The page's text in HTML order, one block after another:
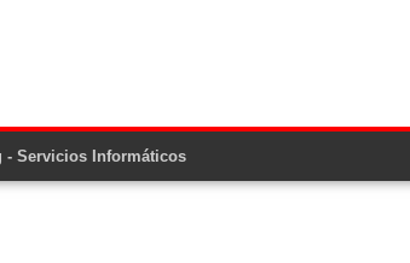
- Servicios Informáticos